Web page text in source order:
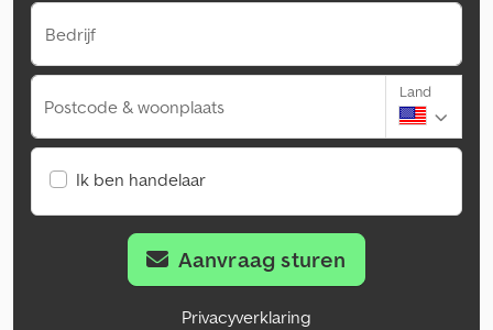
Bedrijf
Postcode & woonplaats
Land
Ik ben handelaar
Aanvraag sturen
Privacyverklaring